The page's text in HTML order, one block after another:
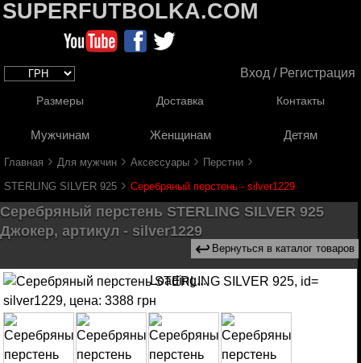
SUPERFUTBOLKA.COM
Вход / Регистрация
Размеры Доставка Контакты
Мужчинам Женщинам Детям
Главная › Для мужчин › Аксессуары › Перстни ›
STERLING SILVER 925 › Серебряный перстень - silver1229
Серебряный перстень STERLING SILVER 925
Джокер, артикул - silver1229
↩ Вернуться в каталог товаров
Loading...